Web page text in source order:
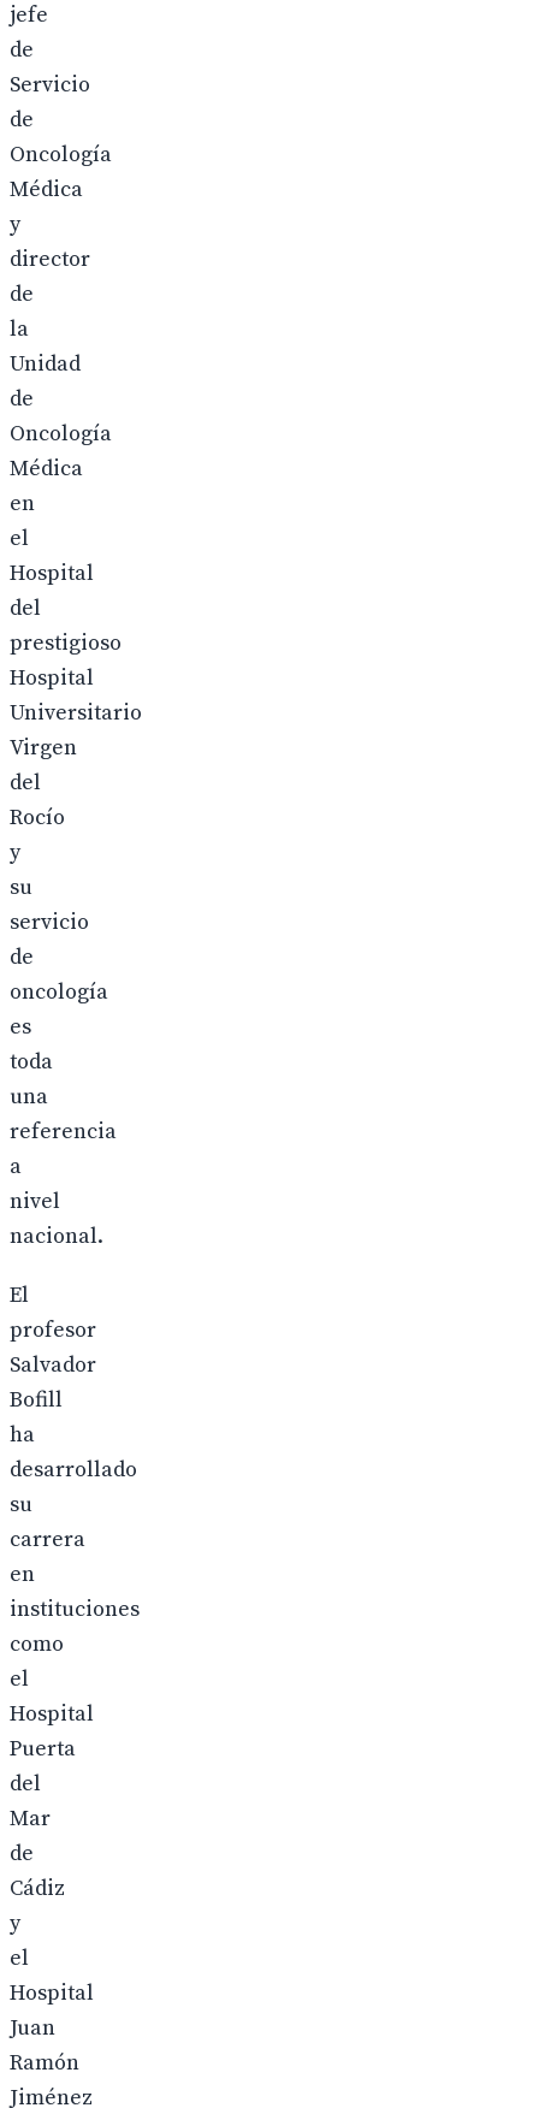
jefe
de
Servicio
de
Oncología
Médica
y
director
de
la
Unidad
de
Oncología
Médica
en
el
Hospital
del
prestigioso
Hospital
Universitario
Virgen
del
Rocío
y
su
servicio
de
oncología
es
toda
una
referencia
a
nivel
nacional.
El
profesor
Salvador
Bofill
ha
desarrollado
su
carrera
en
instituciones
como
el
Hospital
Puerta
del
Mar
de
Cádiz
y
el
Hospital
Juan
Ramón
Jiménez